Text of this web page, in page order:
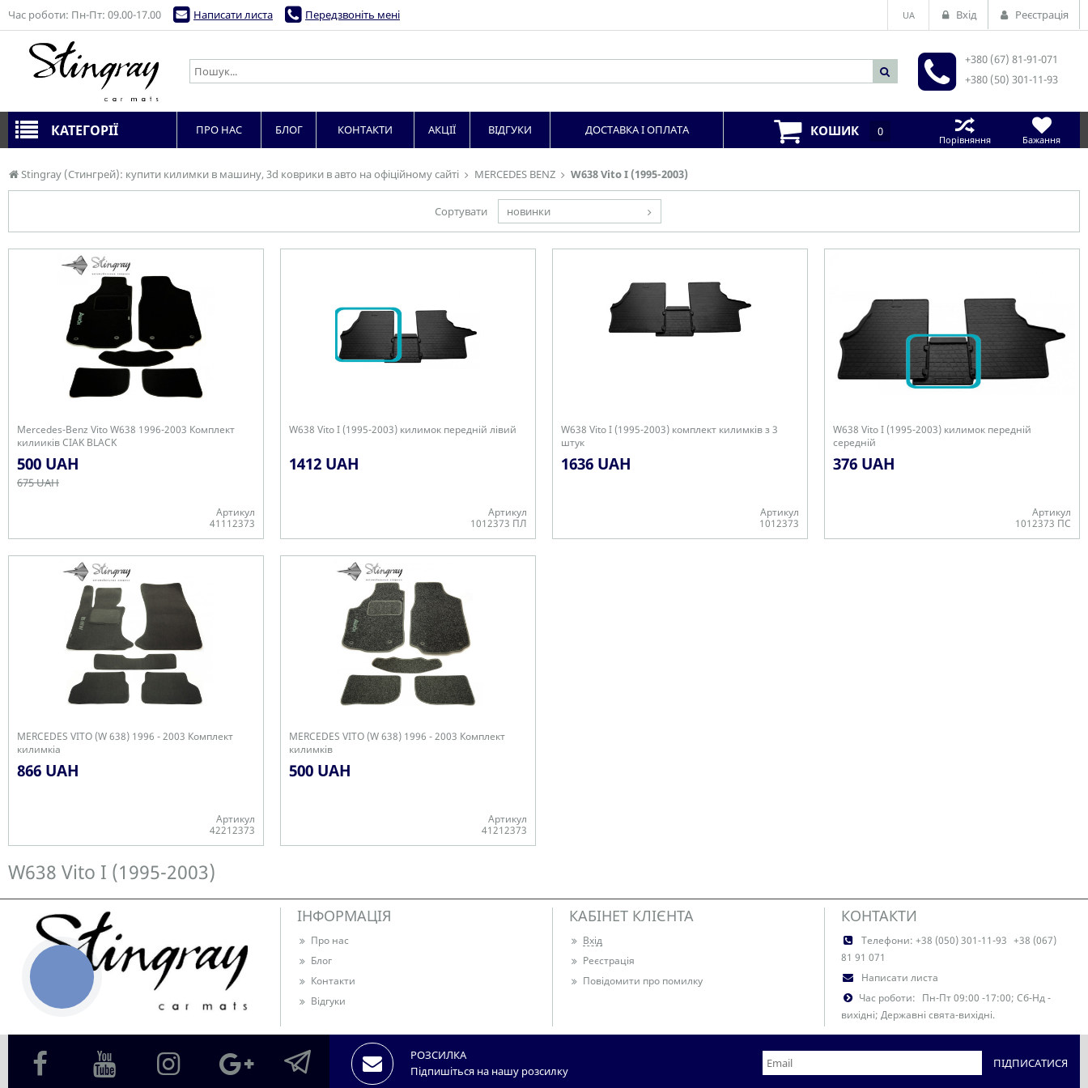
Stingray (Стингрей): купити килимки в машину, 3d коврики в авто на офіційному сайті MERCEDES BENZ W638 Vito I (1995-2003)
Сортувати новинки
Mercedes-Benz Vito W638 1996-2003 Комплект
килииків CIAK BLACK
500 UAH
675 UAH
Артикул
41112373
W638 Vito I (1995-2003) килимок передній лівий
1412 UAH
Артикул
1012373 ПЛ
W638 Vito I (1995-2003) комплект килимків з 3
штук
1636 UAH
Артикул
1012373
W638 Vito I (1995-2003) килимок передній
середній
376 UAH
Артикул
1012373 ПС
MERCEDES VITO (W 638) 1996 - 2003 Комплект
килимкіа
866 UAH
Артикул
42212373
MERCEDES VITO (W 638) 1996 - 2003 Комплект
килимків
500 UAH
Артикул
41212373
W638 Vito I (1995-2003)
Час роботи: Пн-Пт: 09.00-17.00 Написати листа Передзвоніть мені UA Вхід Реєстрація
+380 (67) 81-91-071
+380 (50) 301-11-93
КАТЕГОРІЇ ПРО НАС БЛОГ КОНТАКТИ АКЦІЇ ВІДГУКИ ДОСТАВКА І ОПЛАТА КОШИК 0
Порівняння Бажання
ІНФОРМАЦІЯ
Про нас
Блог
Контакти
Відгуки
КАБІНЕТ КЛІЄНТА
Вхід
Реєстрація
Повідомити про помилку
КОНТАКТИ
Телефони: +38 (050) 301-11-93 +38 (067)
81 91 071
Написати листа
Час роботи: Пн-Пт 09:00 -17:00; Сб-Нд -
вихідні; Державні свята-вихідні.
РОЗСИЛКА
Підпишіться на нашу розсилку